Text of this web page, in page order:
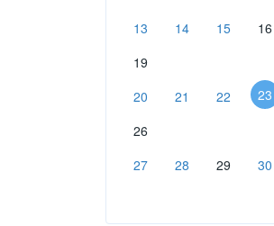
13
14 15 16
19
20
21 22 23
26
27
28 29 30